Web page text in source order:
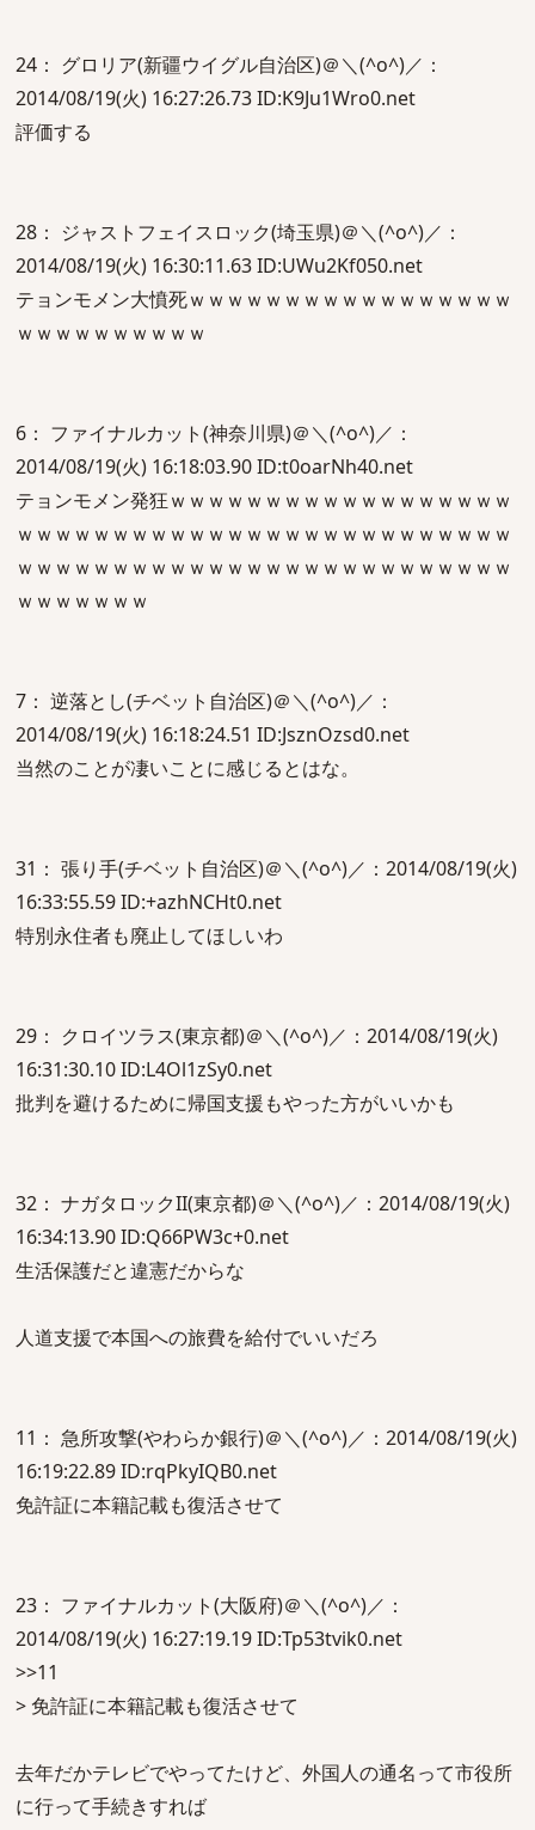
24： グロリア(新疆ウイグル自治区)＠＼(^o^)／：
2014/08/19(火) 16:27:26.73 ID:K9Ju1Wro0.net
評価する
28： ジャストフェイスロック(埼玉県)＠＼(^o^)／：
2014/08/19(火) 16:30:11.63 ID:UWu2Kf050.net
テョンモメン大憤死ｗｗｗｗｗｗｗｗｗｗｗｗｗｗｗｗｗ
ｗｗｗｗｗｗｗｗｗｗ
6： ファイナルカット(神奈川県)＠＼(^o^)／：
2014/08/19(火) 16:18:03.90 ID:t0oarNh40.net
テョンモメン発狂ｗｗｗｗｗｗｗｗｗｗｗｗｗｗｗｗｗｗ
ｗｗｗｗｗｗｗｗｗｗｗｗｗｗｗｗｗｗｗｗｗｗｗｗｗｗ
ｗｗｗｗｗｗｗｗｗｗｗｗｗｗｗｗｗｗｗｗｗｗｗｗｗｗ
ｗｗｗｗｗｗｗ
7： 逆落とし(チベット自治区)＠＼(^o^)／：
2014/08/19(火) 16:18:24.51 ID:JsznOzsd0.net
当然のことが凄いことに感じるとはな。
31： 張り手(チベット自治区)＠＼(^o^)／：2014/08/19(火)
16:33:55.59 ID:+azhNCHt0.net
特別永住者も廃止してほしいわ
29： クロイツラス(東京都)＠＼(^o^)／：2014/08/19(火)
16:31:30.10 ID:L4Ol1zSy0.net
批判を避けるために帰国支援もやった方がいいかも
32： ナガタロックII(東京都)＠＼(^o^)／：2014/08/19(火)
16:34:13.90 ID:Q66PW3c+0.net
生活保護だと違憲だからな
人道支援で本国への旅費を給付でいいだろ
11： 急所攻撃(やわらか銀行)＠＼(^o^)／：2014/08/19(火)
16:19:22.89 ID:rqPkyIQB0.net
免許証に本籍記載も復活させて
23： ファイナルカット(大阪府)＠＼(^o^)／：
2014/08/19(火) 16:27:19.19 ID:Tp53tvik0.net
>>11
> 免許証に本籍記載も復活させて
去年だかテレビでやってたけど、外国人の通名って市役所
に行って手続きすれば